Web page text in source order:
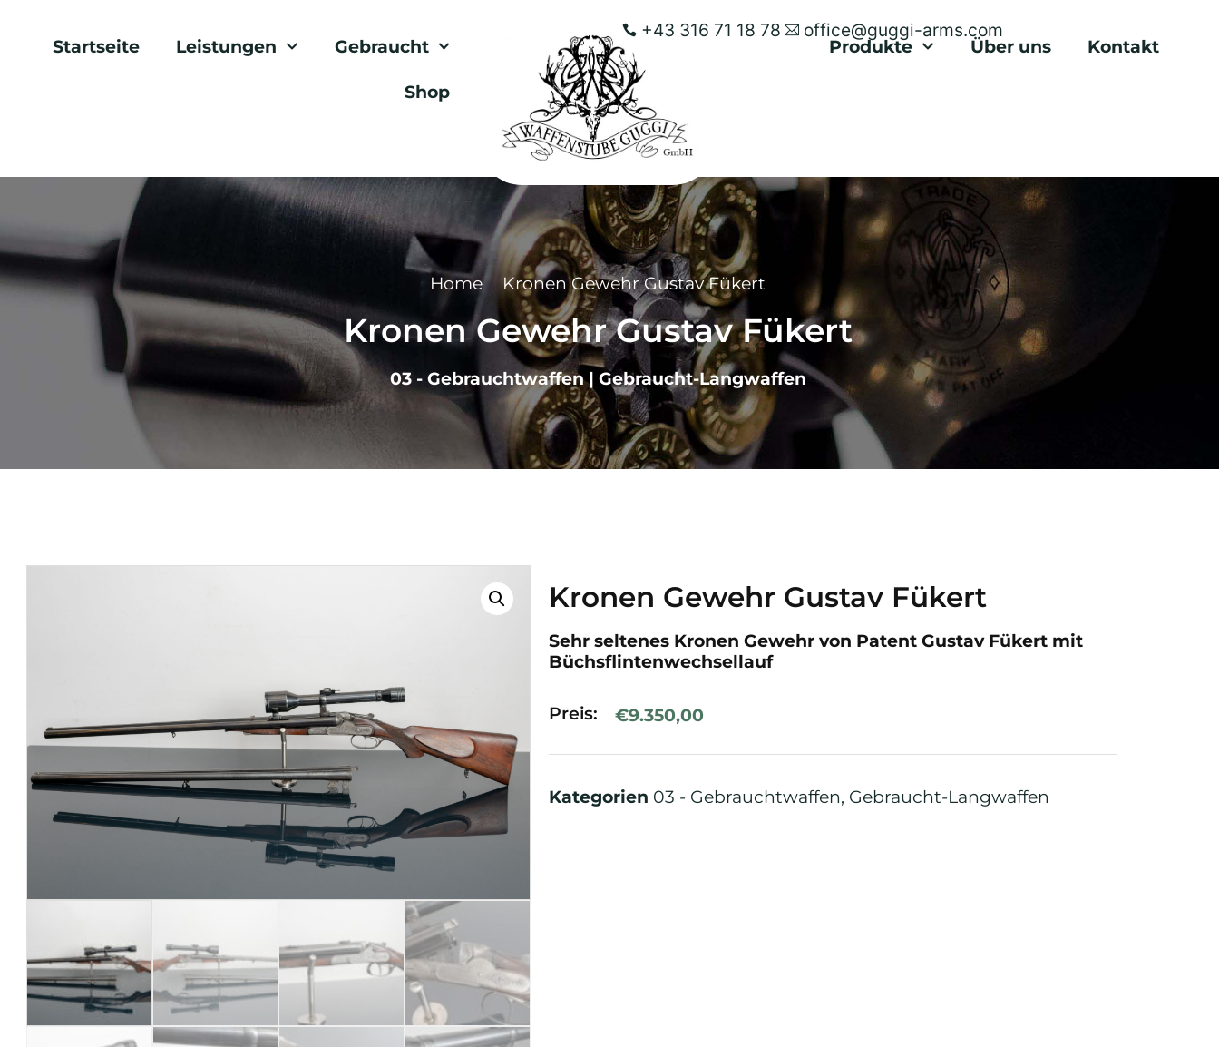
+43 316 71 18 78 office@guggi-arms.com
Startseite Leistungen Gebraucht
Shop
Produkte Über uns Kontakt
Home Kronen Gewehr Gustav Fükert
Kronen Gewehr Gustav Fükert
03 - Gebrauchtwaffen| Gebraucht-Langwaffen
Kronen Gewehr Gustav Fükert
Sehr seltenes Kronen Gewehr von Patent Gustav Fükert mit
Büchsflintenwechsellauf
Preis: €9.350,00
Kategorien 03 - Gebrauchtwaffen, Gebraucht-Langwaffen